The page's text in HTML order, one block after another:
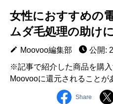
女性におすすめの
ムダ毛処理の助けに
Moovoo編集部
公開:
※記事で紹介した商品を購
Moovooに還元されることが
Share